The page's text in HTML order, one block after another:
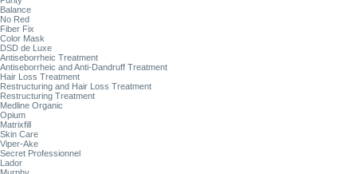
Balance
No Red
Fiber Fix
Color Mask
DSD de Luxe
Antiseborrheic Treatment
Antiseborrheic and Anti-Dandruff Treatment
Hair Loss Treatment
Restructuring and Hair Loss Treatment
Restructuring Treatment
Medline Organic
Opium
Matrixfill
Skin Care
Viper-Ake
Secret Professionnel
Lador